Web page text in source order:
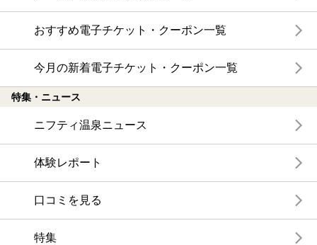
おすすめ電子チケット・クーポン一覧
今月の新着電子チケット・クーポン一覧
特集・ニュース
ニフティ温泉ニュース
体験レポート
口コミを見る
特集